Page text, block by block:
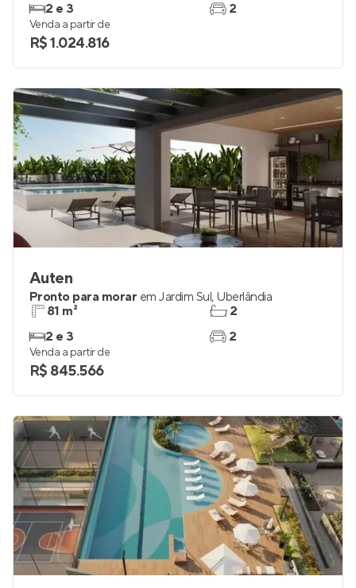
2 e 3
2
Venda a partir de
R$ 1.024.816
Auten
Pronto para morar em Jardim Sul, Uberlândia
81 m²
2 e 3
2
2
Venda a partir de
R$ 845.566